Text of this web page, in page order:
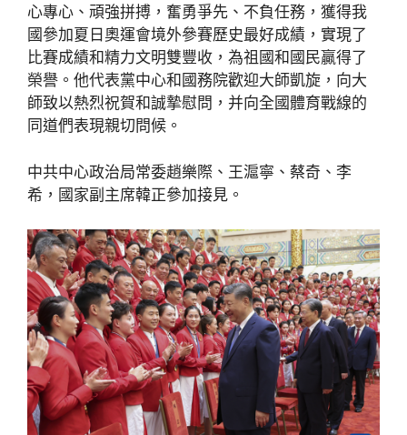
心專心、頑強拼搏，奮勇爭先、不負任務，獲得我
國參加夏日奧運會境外參賽歷史最好成績，實現了
比賽成績和精力文明雙豐收，為祖國和國民贏得了
榮譽。他代表黨中心和國務院歡迎大師凱旋，向大
師致以熱烈祝賀和誠摯慰問，并向全國體育戰線的
同道們表現親切問候。
中共中心政治局常委趙樂際、王滬寧、蔡奇、李
希，國家副主席韓正參加接見。